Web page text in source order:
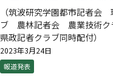
（筑波研究学園都市記者
ブ 農林記者会 農業技術
県政記者クラブ同時配付）
2023年3月24日
報道発表